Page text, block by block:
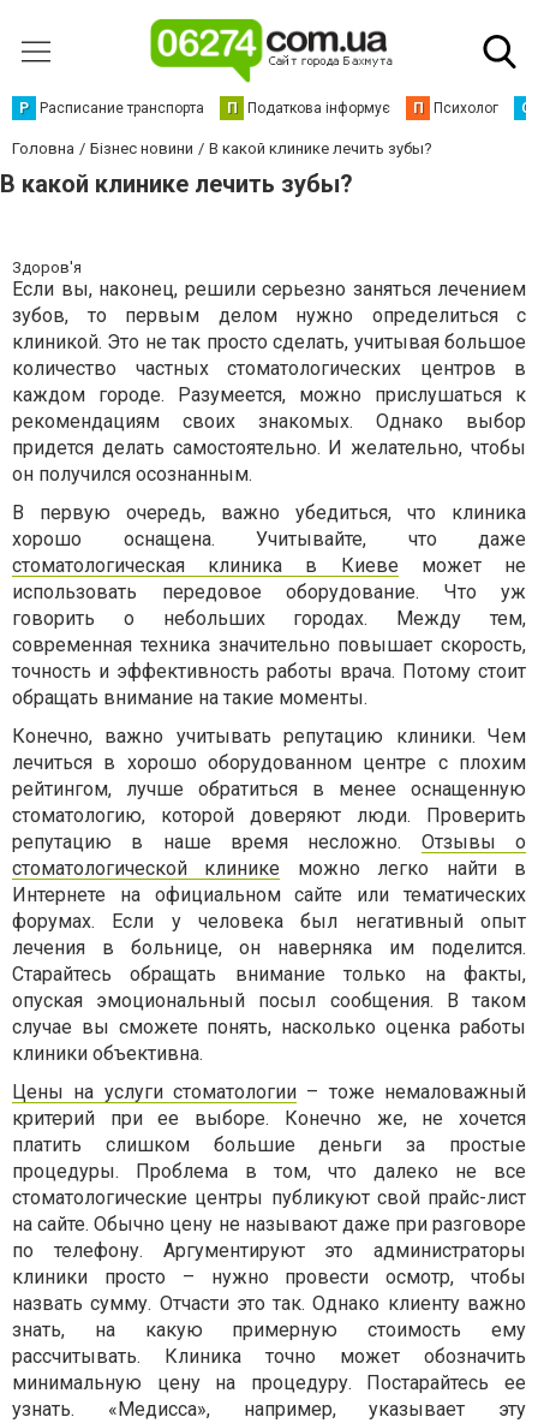
Р Расписание транспорта П Податкова інформує П Психолог С
Головна Бізнес новини В какой клинике лечить зубы?
В какой клинике лечить зубы?
Здоров'я
Если вы, наконец, решили серьезно заняться лечением
зубов, то первым делом нужно определиться с
клиникой. Это не так просто сделать, учитывая большое
количество частных стоматологических центров в
каждом городе. Разумеется, можно прислушаться к
рекомендациям своих знакомых. Однако выбор
придется делать самостоятельно. И желательно, чтобы
он получился осознанным.
В первую очередь, важно убедиться, что клиника
хорошо оснащена. Учитывайте, что даже
стоматологическая клиника в Киеве может не
использовать передовое оборудование. Что уж
говорить о небольших городах. Между тем,
современная техника значительно повышает скорость,
точность и эффективность работы врача. Потому стоит
обращать внимание на такие моменты.
Конечно, важно учитывать репутацию клиники. Чем
лечиться в хорошо оборудованном центре с плохим
рейтингом, лучше обратиться в менее оснащенную
стоматологию, которой доверяют люди. Проверить
репутацию в наше время несложно. Отзывы о
стоматологической клинике можно легко найти в
Интернете на официальном сайте или тематических
форумах. Если у человека был негативный опыт
лечения в больнице, он наверняка им поделится.
Старайтесь обращать внимание только на факты,
опуская эмоциональный посыл сообщения. В таком
случае вы сможете понять, насколько оценка работы
клиники объективна.
Цены на услуги стоматологии – тоже немаловажный
критерий при ее выборе. Конечно же, не хочется
платить слишком большие деньги за простые
процедуры. Проблема в том, что далеко не все
стоматологические центры публикуют свой прайс-лист
на сайте. Обычно цену не называют даже при разговоре
по телефону. Аргументируют это администраторы
клиники просто – нужно провести осмотр, чтобы
назвать сумму. Отчасти это так. Однако клиенту важно
знать, на какую примерную стоимость ему
рассчитывать. Клиника точно может обозначить
минимальную цену на процедуру. Постарайтесь ее
узнать. «Медисса», например, указывает эту